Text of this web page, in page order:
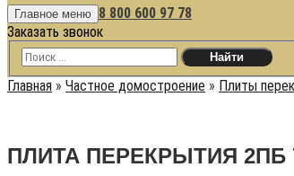
Главное меню 8 800 600 97 78
Заказать звонок
Главная » Частное домостроение » Плиты
ПЛИТА ПЕРЕКРЫТИЯ 2ПБ